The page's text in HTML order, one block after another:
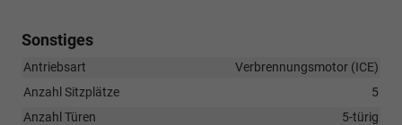
Sonstiges
Antriebsart
Verbrennungsmotor (ICE)
Anzahl Sitzplätze
5
Anzahl Türen
5-türig